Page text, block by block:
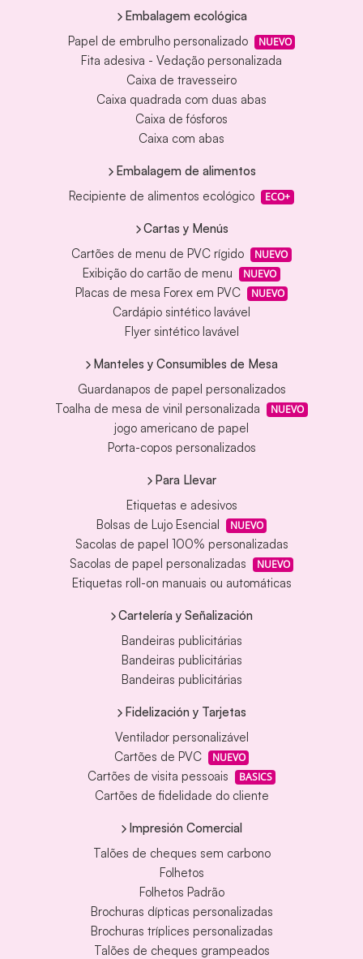
Embalagem ecológica
Papel de embrulho personalizado
NUEVO
Fita adesiva - Vedação personalizada
Caixa de travesseiro
Caixa quadrada com duas abas
Caixa de fósforos
Caixa com abas
Embalagem de alimentos
Recipiente de alimentos ecológico
ECO+
Cartas y Menús
Cartões de menu de PVC rígido
NUEVO
Exibição do cartão de menu NUEVO
Placas de mesa Forex em PVC NUEVO
Cardápio sintético lavável
Flyer sintético lavável
Manteles y Consumibles de Mesa
Guardanapos de papel personalizados
Toalha de mesa de vinil personalizada
NUEVO
jogo americano de papel
Porta-copos personalizados
Para Llevar
Etiquetas e adesivos
Bolsas de Lujo Esencial
NUEVO
Sacolas de papel 100% personalizadas
Sacolas de papel personalizadas
NUEVO
Etiquetas roll-on manuais ou automáticas
Cartelería y Señalización
Bandeiras publicitárias
Bandeiras publicitárias
Bandeiras publicitárias
Fidelización y Tarjetas
Ventilador personalizável
Cartões de PVC
NUEVO
Cartões de visita pessoais BASICS
Cartões de fidelidade do cliente
Impresión Comercial
Talões de cheques sem carbono
Folhetos
Folhetos Padrão
Brochuras dípticas personalizadas
Brochuras tríplices personalizadas
Talões de cheques grampeados